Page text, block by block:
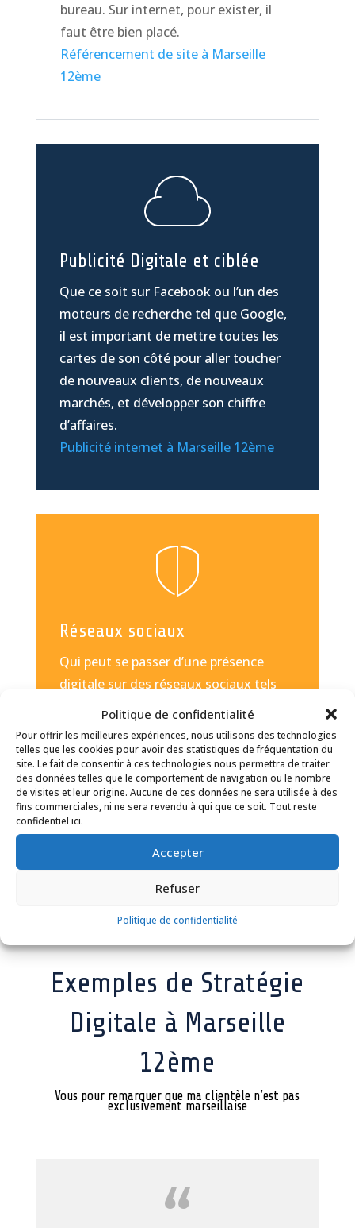
Politique de confidentialité
Pour offrir les meilleures expériences, nous utilisons des technologies
telles que les cookies pour avoir des statistiques de fréquentation du
site. Le fait de consentir à ces technologies nous permettra de traiter
des données telles que le comportement de navigation ou le nombre
de visites et leur origine. Aucune de ces données ne sera utilisée à des
fins commerciales, ni ne sera revendu à qui que ce soit. Tout reste
confidentiel ici.
Accepter
Refuser
Politique de confidentialité
bureau. Sur internet, pour exister, il
faut être bien placé.
Référencement de site à Marseille
12ème
Publicité Digitale et ciblée
Que ce soit sur Facebook ou l’un des
moteurs de recherche tel que Google,
il est important de mettre toutes les
cartes de son côté pour aller toucher
de nouveaux clients, de nouveaux
marchés, et développer son chiffre
d’affaires.
Publicité internet à Marseille 12ème
Réseaux sociaux
Qui peut se passer d’une présence
digitale sur des réseaux sociaux tels
que Facebook ou Instagram ? Outre la
possibilité de communiquer en direct
avec une communauté ciblée, cela
permet aussi de les touchers par le
biais de campagnes publicitaires
pertinentes.
Gestion réseaux sociaux à Marseille
Exemples de Stratégie
Digitale à Marseille
12ème
Vous pour remarquer que ma clientèle n’est pas
exclusivement marseillaise